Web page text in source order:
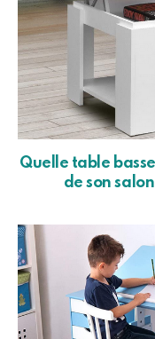
Quelle table
de son